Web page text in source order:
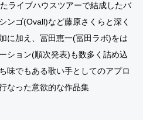
ライブハウスツアーで結成したバ
ンゴ(Ovall)など藤原さくらと深く
に加え、冨田恵一(冨田ラボ)をは
ション(順次発表)も数多く詰め込
味でもある歌い手としてのアプロ
なった意欲的な作品集